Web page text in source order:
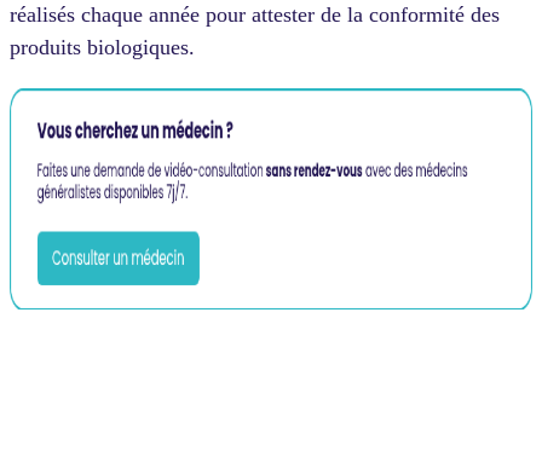
réalisés chaque année pour attester de la conformité des
produits biologiques.